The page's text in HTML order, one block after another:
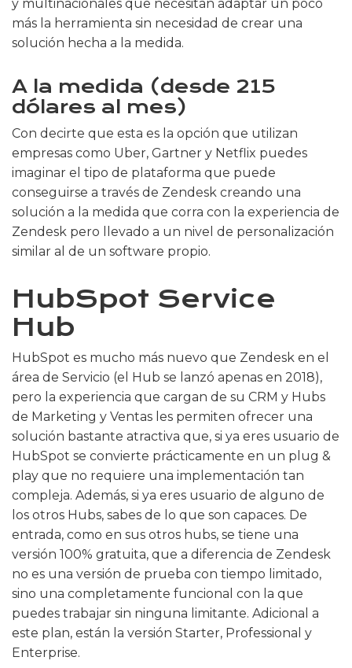
y multinacionales que necesitan adaptar un poco
más la herramienta sin necesidad de crear una
solución hecha a la medida.
A la medida (desde 215
dólares al mes)
Con decirte que esta es la opción que utilizan
empresas como Uber, Gartner y Netflix puedes
imaginar el tipo de plataforma que puede
conseguirse a través de Zendesk creando una
solución a la medida que corra con la experiencia de
Zendesk pero llevado a un nivel de personalización
similar al de un software propio.
HubSpot Service
Hub
HubSpot es mucho más nuevo que Zendesk en el
área de Servicio (el Hub se lanzó apenas en 2018),
pero la experiencia que cargan de su CRM y Hubs
de Marketing y Ventas les permiten ofrecer una
solución bastante atractiva que, si ya eres usuario de
HubSpot se convierte prácticamente en un plug &
play que no requiere una implementación tan
compleja. Además, si ya eres usuario de alguno de
los otros Hubs, sabes de lo que son capaces. De
entrada, como en sus otros hubs, se tiene una
versión 100% gratuita, que a diferencia de Zendesk
no es una versión de prueba con tiempo limitado,
sino una completamente funcional con la que
puedes trabajar sin ninguna limitante. Adicional a
este plan, están la versión Starter, Professional y
Enterprise.